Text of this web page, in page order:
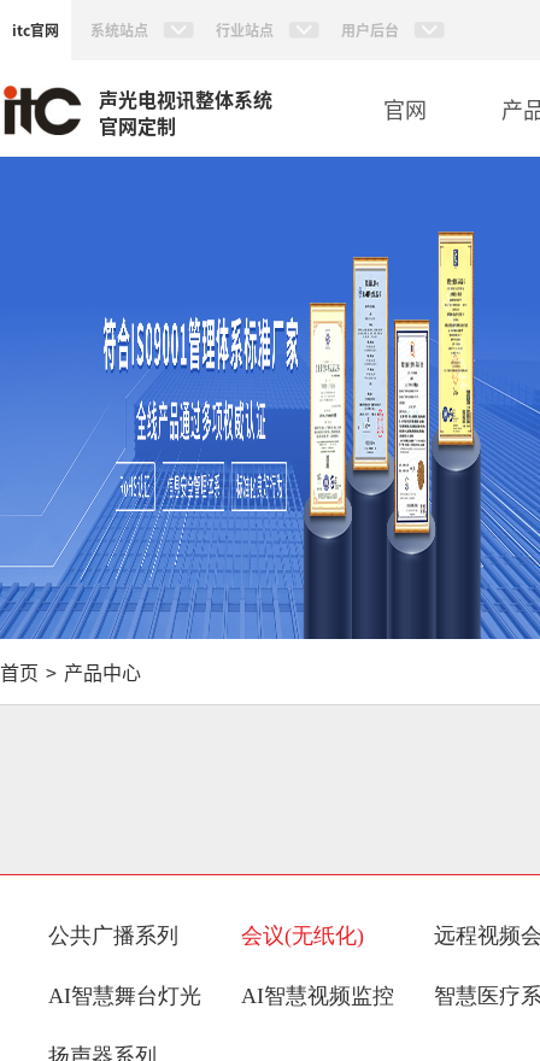
itc官网 系统站点 行业站点 用户后台
声光电视讯整体系统
官网定制
官网 产
首页 > 产品中心
公共广播系列 会议(无纸化) 远程视频
AI智慧舞台灯光 AI智慧视频监控 智慧医疗
扬声器系列